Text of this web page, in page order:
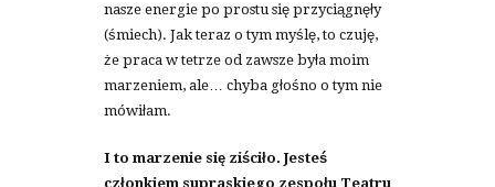
nasze energie po prostu się przyciągnęły
(śmiech). Jak teraz o tym myślę, to czuję,
że praca w tetrze od zawsze była moim
marzeniem, ale… chyba głośno o tym nie
mówiłam.
I to marzenie się ziściło. Jesteś
członkiem supraskiego zespołu Teatru